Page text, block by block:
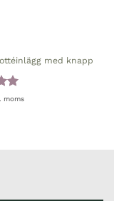
med knapp
5
moms